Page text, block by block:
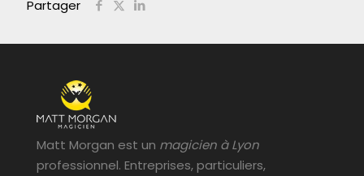
Partager
Matt Morgan est un magicien à Lyon
professionnel. Entreprises, particuliers,